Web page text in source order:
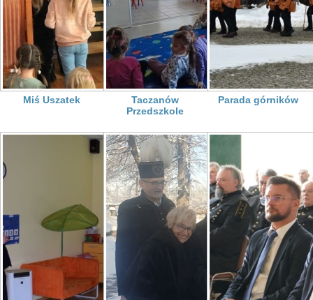
Miś Uszatek
Taczanów
Przedszkole
Parada górników